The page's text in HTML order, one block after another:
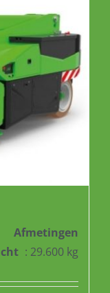
Afmetingen
: 29.600 kg